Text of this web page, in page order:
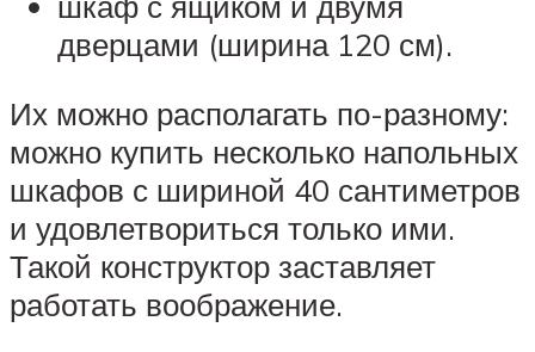
дверцами (ширина 120 см).
Их можно располагать по-разному:
можно купить несколько напольных
шкафов с шириной 40 сантиметров
и удовлетвориться только ими.
Такой конструктор заставляет
работать воображение.